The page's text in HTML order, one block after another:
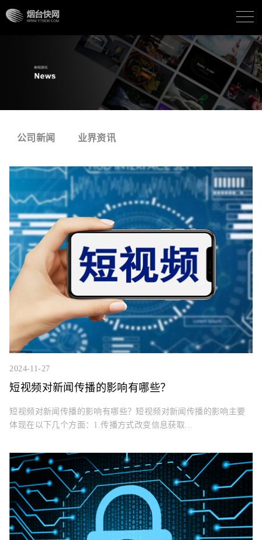
公司新闻 业界资讯
2024-11-27
短视频对新闻传播的影响有哪些？
短视频对新闻传播的影响有哪些？短视频对新闻传播的影响主要
体现在以下几个方面：1.传播方式改变信息获取...